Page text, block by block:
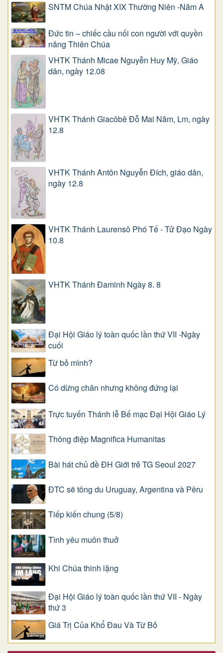
SNTM Chúa Nhật XIX Thường Niên -Năm A
Đức tin – chiếc cầu nối con người với quyền
năng Thiên Chúa
VHTK Thánh Micae Nguyễn Huy Mỹ, Giáo
dân, ngày 12.08
VHTK Thánh Giacôbê Ðỗ Mai Năm, Lm, ngày
12.8
VHTK Thánh Antôn Nguyễn Ðích, giáo dân,
ngày 12.8
VHTK Thánh Laurensô Phó Tế - Tử Đạo Ngày
10.8
VHTK Thánh Đaminh Ngày 8. 8
Đại Hội Giáo lý toàn quốc lần thứ VII -Ngày
cuối
Từ bỏ mình?
Có dừng chân nhưng không đứng lại
Trực tuyến Thánh lễ Bế mạc Đại Hội Giáo Lý
Thông điệp Magnifica Humanitas
Bài hát chủ đề ĐH Giới trẻ TG Seoul 2027
ĐTC sẽ tông du Uruguay, Argentina và Pêru
Tiếp kiến chung (5/8)
Tình yêu muôn thuở
Khi Chúa thinh lặng
Đại Hội Giáo lý toàn quốc lần thứ VII - Ngày
thứ 3
Giá Trị Của Khổ Ðau Và Từ Bỏ